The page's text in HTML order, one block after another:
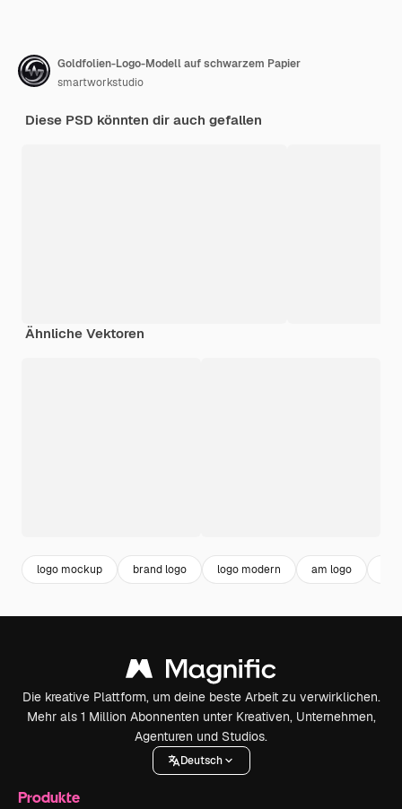
Goldfolien-Logo-Modell auf schwarzem Papier
smartworkstudio
Diese PSD könnten dir auch gefallen
Ähnliche Vektoren
logo mockup brand logo logo modern am logo
Die kreative Plattform, um deine beste Arbeit zu verwirklichen.
Mehr als 1 Million Abonnenten unter Kreativen, Unternehmen,
Agenturen und Studios.
Deutsch
Produkte